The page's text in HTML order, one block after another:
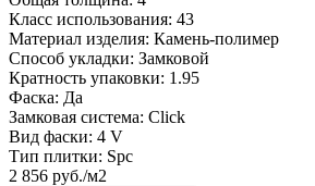
Класс использования: 43
Материал изделия: Камень-полимер
Способ укладки: Замковой
Кратность упаковки: 1.95
Фаска: Да
Замковая система: Click
Вид фаски: 4 V
Тип плитки: Spc
2 856 руб./м2